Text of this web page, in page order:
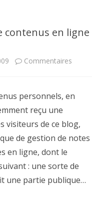
contenus en ligne
Commentaires
personnels, en
reçu une
visiteurs de ce blog,
de gestion de notes
en ligne, dont le
: une sorte de
une partie publique…